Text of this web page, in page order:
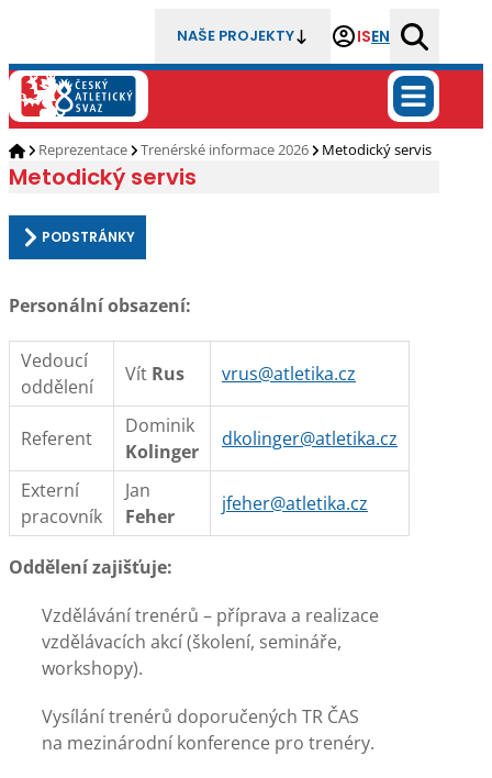
NAŠE PROJEKTY ISEN
Reprezentace Trenérské informace 2026 Metodický servis
Metodický servis
PODSTRÁNKY
Personální obsazení:
Vedoucí
oddělení
Vít Rus vrus@atletika.cz
Referent
Dominik
Kolinger
dkolinger@atletika.cz
Externí
pracovník
Jan
Feher
jfeher@atletika.cz
Oddělení zajišťuje:
Vzdělávání trenérů – příprava a realizace
vzdělávacích akcí (školení, semináře,
workshopy).
Vysílání trenérů doporučených TR ČAS
na mezinárodní konference pro trenéry.